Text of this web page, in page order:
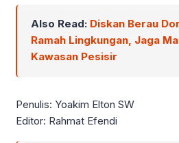
Also Read: Diskan Berau
Ramah Lingkungan, Jaga
Kawasan Pesisir
Penulis: Yoakim Elton SW
Editor: Rahmat Efendi